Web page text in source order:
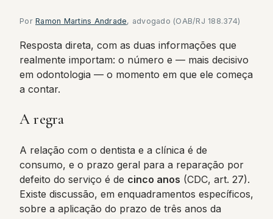
Por Ramon Martins Andrade, advogado (OAB/RJ 188.374)
Resposta direta, com as duas informações que
realmente importam: o número e — mais decisivo
em odontologia — o momento em que ele começa
a contar.
A regra
A relação com o dentista e a clínica é de
consumo, e o prazo geral para a reparação por
defeito do serviço é de cinco anos (CDC, art. 27).
Existe discussão, em enquadramentos específicos,
sobre a aplicação do prazo de três anos da